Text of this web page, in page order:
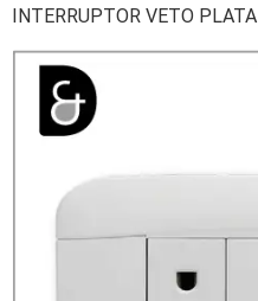
INTERRUPTOR VETO PLATA